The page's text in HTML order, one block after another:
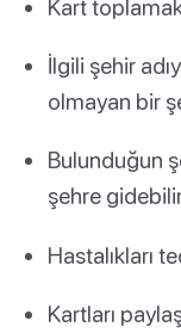
Kart
İlgili şehir
olmayan bir
Bulunduğun
şehre
Hastalıkları
Kartları